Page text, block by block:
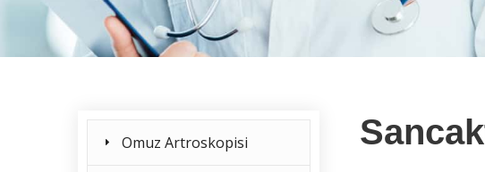
Omuz Artroskopisi